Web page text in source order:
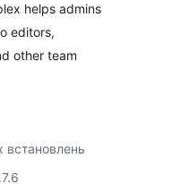
helps admins
editors,
other team
встановлень